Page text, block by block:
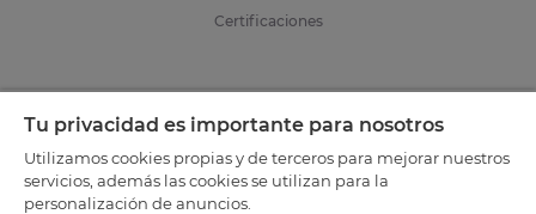
Certificaciones
Tu privacidad es importante para nosotros
Utilizamos cookies propias y de terceros para mejorar nuestros
servicios, además las cookies se utilizan para la
personalización de anuncios.